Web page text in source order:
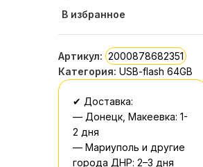
В избранное
Артикул: 2000878682351
Категория: USB-flash 64GB
✔ Доставка:
— Донецк, Макеевка: 1-
2 дня
— Мариуполь и другие
города ДНР: 2–3 дня